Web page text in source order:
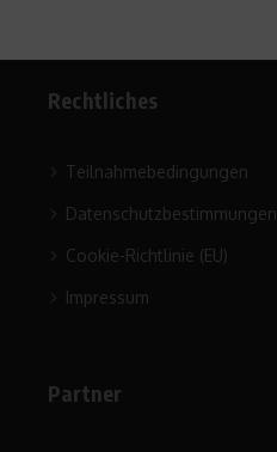
Rechtliches
Teilnahmebedingungen
Datenschutzbestimmungen
Cookie-Richtlinie (EU)
Impressum
Partner